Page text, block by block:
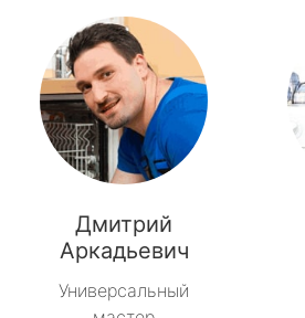
Дмитрий
Аркадьевич
Универсальный